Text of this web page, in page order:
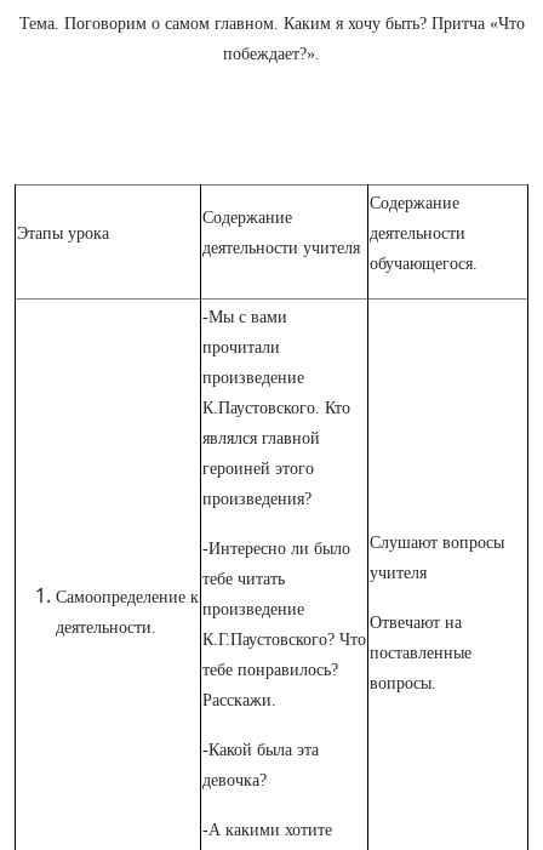
Тема. Поговорим о самом главном. Каким я хочу быть? Притча «Что
побеждает?».
Этапы урока
Содержание
деятельности учителя
Содержание
деятельности
обучающегося.
Самоопределение к
деятельности.
-Мы с вами
прочитали
произведение
К.Паустовского. Кто
являлся главной
героиней этого
произведения?
-Интересно ли было
тебе читать
произведение
К.Г.Паустовского? Что
тебе понравилось?
Расскажи.
-Какой была эта
девочка?
-А какими хотите
Слушают вопросы
учителя
Отвечают на
поставленные
вопросы.